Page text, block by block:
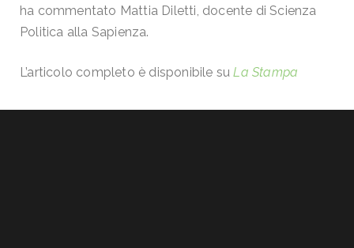
ha commentato Mattia Diletti, docente di Scienza
Politica alla Sapienza.
L’articolo completo è disponibile suLa Stampa